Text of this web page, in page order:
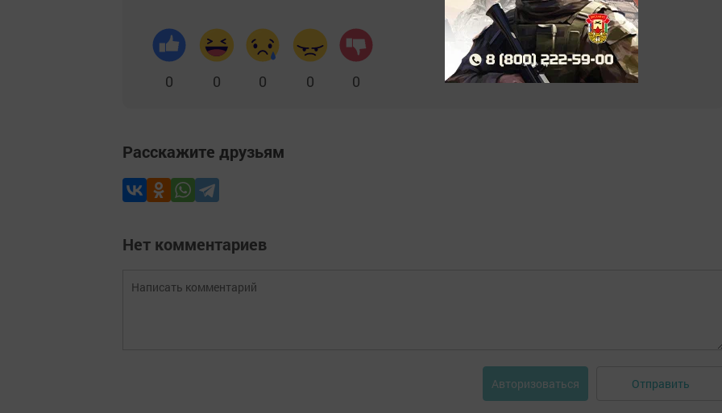
0 0 0 0 0
Расскажите друзьям
Нет комментариев
Авторизоваться Отправить